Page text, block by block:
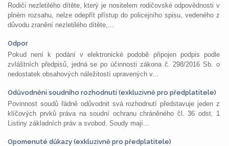
Rodiči nezletilého dítěte, který je nositelem rodičovské odpovědnosti v
plném rozsahu, nelze odepřít přístup do policejního spisu, vedeného z
důvodu zranění nezletilého dítěte,...
Odpor
Pokud není k podání v elektronické podobě připojen podpis podle
zvláštních předpisů, jedná se po účinnosti zákona č. 298/2016 Sb. o
nedostatek obsahových náležitostí upravených v...
Odůvodnění soudního rozhodnutí (exkluzivně pro předplatitele)
Povinnost soudů řádně odůvodnit svá rozhodnutí představuje jeden z
klíčových prvků práva na soudní ochranu chráněného čl. 36 odst. 1
Listiny základních práv a svobod. Soudy mají...
Opomenuté důkazy (exkluzivně pro předplatitele)